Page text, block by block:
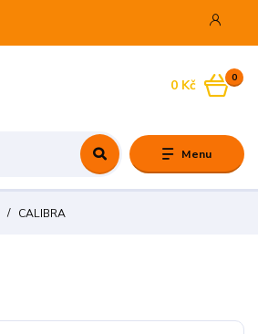
Menu
0
0 Kč
CALIBRA